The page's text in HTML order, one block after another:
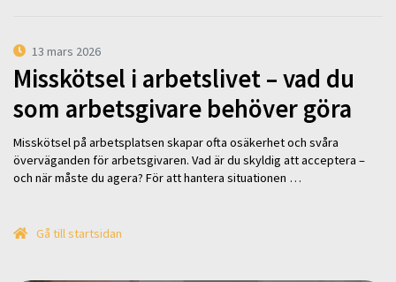
13 mars 2026
Misskötsel i arbetslivet – vad du
som arbetsgivare behöver göra
Misskötsel på arbetsplatsen skapar ofta osäkerhet och svåra
överväganden för arbetsgivaren. Vad är du skyldig att acceptera –
och när måste du agera? För att hantera situationen …
Gå till startsidan